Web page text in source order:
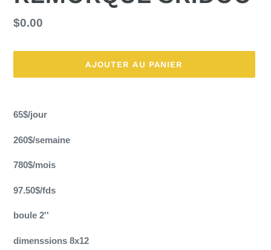
Prix
$0.00
AJOUTER AU PANIER
d'un
produit
à
panier
65$/jour
260$/semaine
780$/mois
97.50$/fds
boule 2''
dimenssions 8x12